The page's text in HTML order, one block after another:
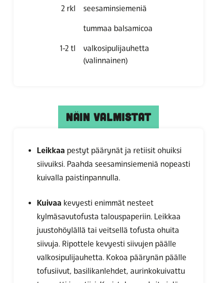
2 rkl seesaminsiemeniä
tummaa balsamicoa
1-2 tl
valkosipulijauhetta
(valinnainen)
NÄIN VALMISTAT
Leikkaa pestyt päärynät ja retiisit ohuiksi
siivuiksi. Paahda seesaminsiemeniä nopeasti
kuivalla paistinpannulla.
Kuivaa kevyesti enimmät nesteet
kylmäsavutofusta talouspaperiin. Leikkaa
juustohöylällä tai veitsellä tofusta ohuita
siivuja. Ripottele kevyesti siivujen päälle
valkosipulijauhetta. Kokoa päärynän päälle
tofusiivut, basilikanlehdet, aurinkokuivattu